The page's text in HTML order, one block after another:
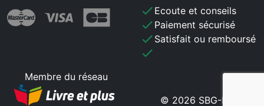
check Ecoute et conseils
check Paiement sécurisé
check Satisfait ou remboursé
check
Membre du réseau
© 2026 SBG-MB